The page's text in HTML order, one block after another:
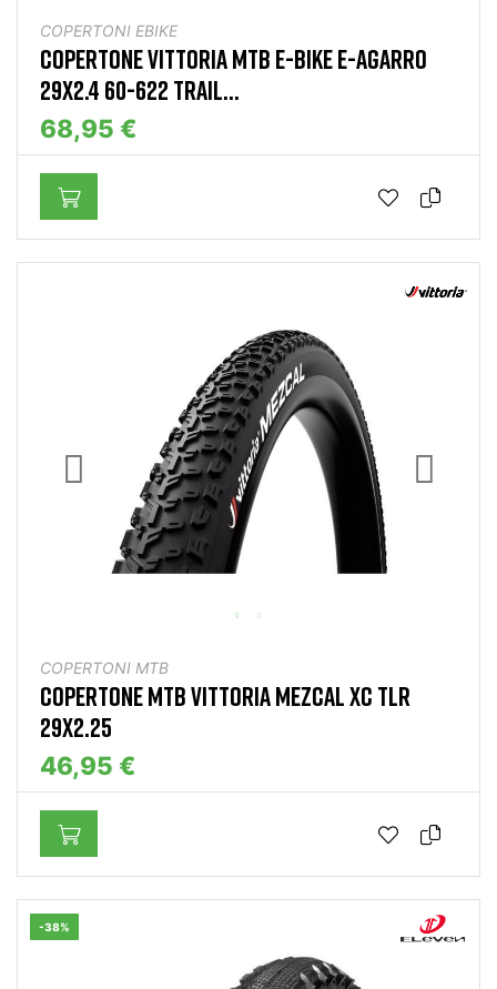
COPERTONI EBIKE
COPERTONE VITTORIA MTB E-BIKE E-AGARRO
29X2.4 60-622 TRAIL...
68,95 €
COPERTONI MTB
COPERTONE MTB VITTORIA MEZCAL XC TLR
29X2.25
46,95 €
-38%